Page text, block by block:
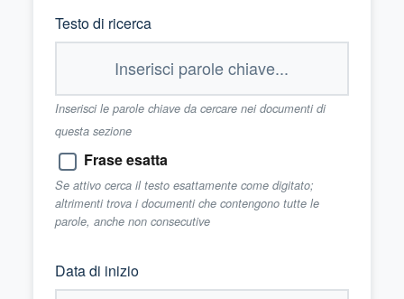
Testo di ricerca
Inserisci le parole chiave da cercare nei documenti di
questa sezione
Frase esatta
Se attivo cerca il testo esattamente come digitato;
altrimenti trova i documenti che contengono tutte le
parole, anche non consecutive
Data di inizio